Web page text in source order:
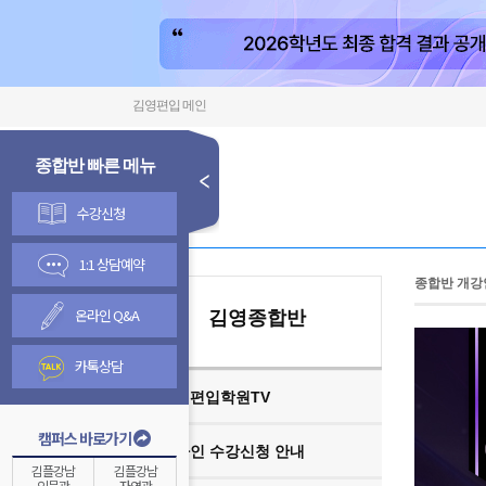
김영편입 메인
종합반 빠른 메뉴
수강신청
1:1 상담예약
온라인 Q&A
카톡상담
캠퍼스 바로가기
김플강남
김플강남
김영종합반
김영편입학원TV
온라인 수강신청 안내
종합반 개강